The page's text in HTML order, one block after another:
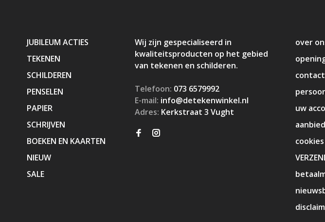
JUBILEUM ACTIES
TEKENEN
SCHILDEREN
PENSELEN
PAPIER
SCHRIJVEN
BOEKEN EN KAARTEN
NIEUW
SALE
Wij zijn gespecialiseerd in
kwaliteitsproducten op het gebied
van tekenen en schilderen.
Telefoon: 073 6579992
E-mail: info@detekenwinkel.nl
Adres: Kerkstraat 3 Vught
over
uw